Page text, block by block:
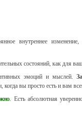
внутреннее
состояний, как для
эмоций и мыслей.
вы просто есть и вам
. Есть абсолютная